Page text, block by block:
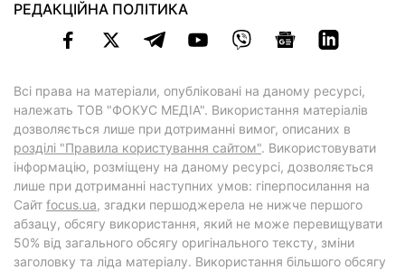
РЕДАКЦІЙНА ПОЛІТИКА
Всі права на матеріали, опубліковані на даному ресурсі,
належать ТОВ "ФОКУС МЕДІА". Використання матеріалів
дозволяється лише при дотриманні вимог, описаних в
розділі "Правила користування сайтом". Використовувати
інформацію, розміщену на даному ресурсі, дозволяється
лише при дотриманні наступних умов: гіперпосилання на
Cайт focus.ua, згадки першоджерела не нижче першого
абзацу, обсягу використання, який не може перевищувати
50% від загального обсягу оригінального тексту, зміни
заголовку та ліда матеріалу. Використання більшого обсягу